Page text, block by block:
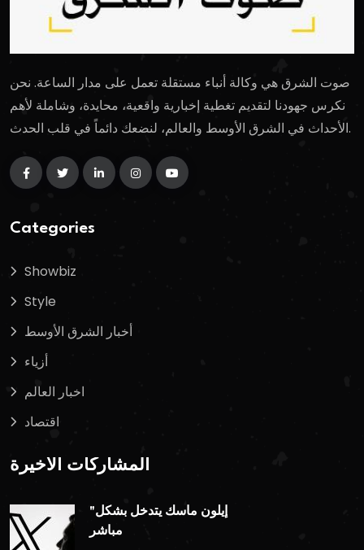
صوت الشرق هي وكالة أنباء مستقلة تعمل على مدار الساعة. نحن
نكرس جهودنا لتقديم تغطية إخبارية واقعية، محايدة، وشاملة لأهم
الأحداث في الشرق الأوسط والعالم، لنضعك دائماً في قلب الحدث.
Categories
Showbiz
Style
أخبار الشرق الأوسط
أزياء
اخبار العالم
اقتصاد
المشاركات الأخيرة
"إيلون ماسك يتدخل بشكل
مباشر